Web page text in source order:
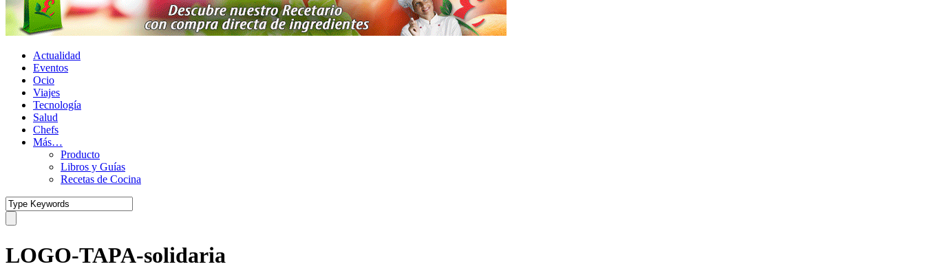
Actualidad
Eventos
Ocio
Viajes
Tecnología
Salud
Chefs
Más…
Producto
Libros y Guías
Recetas de Cocina
LOGO-TAPA-solidaria